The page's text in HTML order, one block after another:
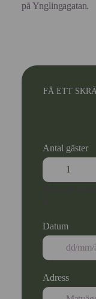
på Ynglingagatan.
FÅ ETT
Antal gäster
Datum
Adress